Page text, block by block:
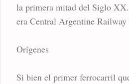
la primera mitad del Siglo
era Central Argentine
Orígenes
Si bien el primer ferrocarril